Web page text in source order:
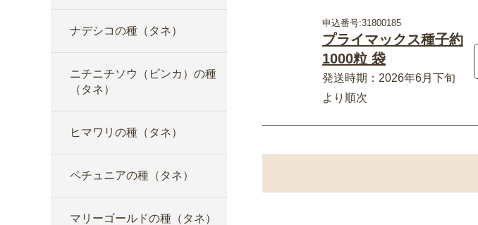
ナデシコの種（タネ）
ニチニチソウ（ビンカ）の種
（タネ）
ヒマワリの種（タネ）
ペチュニアの種（タネ）
マリーゴールドの種（タネ）
申込番号:31800185
プライマックス種子約
1000粒 袋
発送時期：2026年6月下旬
より順次